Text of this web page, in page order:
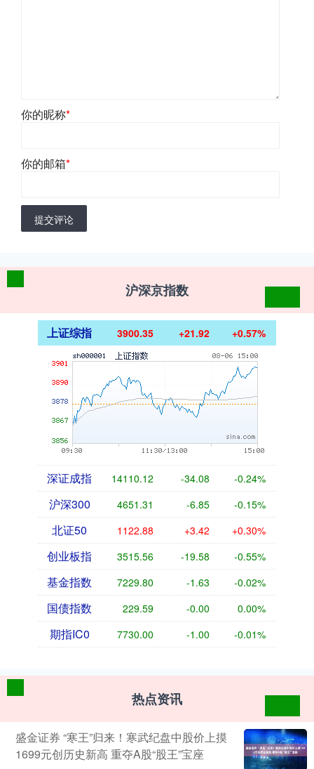
你的昵称*
你的邮箱*
提交评论
沪深京指数
上证综指 3900.35 +21.92 +0.57%
深证成指 14110.12 -34.08 -0.24%
沪深300 4651.31 -6.85 -0.15%
北证50 1122.88 +3.42 +0.30%
创业板指 3515.56 -19.58 -0.55%
基金指数 7229.80 -1.63 -0.02%
国债指数 229.59 -0.00 0.00%
期指IC0 7730.00 -1.00 -0.01%
热点资讯
盛金证券 “寒王”归来！寒武纪盘中股价上摸
1699元创历史新高 重夺A股“股王”宝座